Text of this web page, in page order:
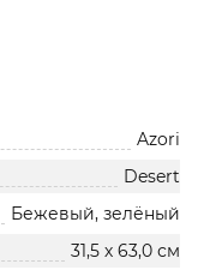
Azori
Desert
Бежевый, зелёный
31,5 х 63,0 см